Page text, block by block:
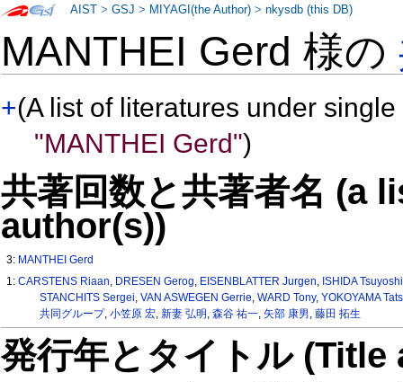
MANTHEI Gerd 様の
+(A list of literatures under
"MANTHEI Gerd")
共著回数と共著者名 (a
author(s))
3: MANTHEI Gerd
1:CARSTENS Riaan, DRESEN Gerog, EISENBLATTER Jurgen, ISHIDA Tsuyoshi
STANCHITS Sergei, VAN ASWEGEN Gerrie, WARD Tony, YOKOYAMA
共同グループ, 小笠原 宏, 新妻 弘明 , 森谷 祐一, 矢部 康男, 藤田 拓生
発行年とタイトル
AIST >GSJ > MIYAGI(the Author) >nkysdb (this DB)